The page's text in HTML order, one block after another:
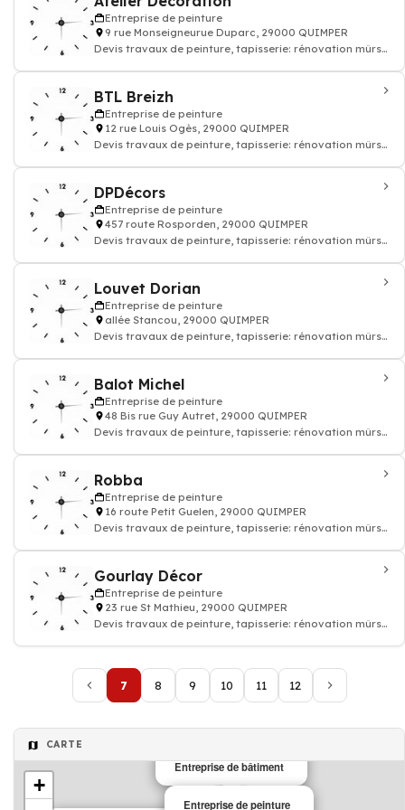
Entreprise de peinture
9 rue Monseigneurue Duparc, 29000 QUIMPER
Devis travaux de peinture, tapisserie: rénovation mûrs
BTL Breizh
Entreprise de peinture
12 rue Louis Ogès, 29000 QUIMPER
Devis travaux de peinture, tapisserie: rénovation mûrs
DPDécors
Entreprise de peinture
457 route Rosporden, 29000 QUIMPER
Devis travaux de peinture, tapisserie: rénovation mûrs
Louvet Dorian
Entreprise de peinture
allée Stancou, 29000 QUIMPER
Devis travaux de peinture, tapisserie: rénovation mûrs
Balot Michel
Entreprise de peinture
48 Bis rue Guy Autret, 29000 QUIMPER
Devis travaux de peinture, tapisserie: rénovation mûrs
Robba
Entreprise de peinture
16 route Petit Guelen, 29000 QUIMPER
Devis travaux de peinture, tapisserie: rénovation mûrs
Gourlay Décor
Entreprise de peinture
23 rue St Mathieu, 29000 QUIMPER
Devis travaux de peinture, tapisserie: rénovation mûrs
7 8 9 10 11 12
CARTE
Entreprise de bâtiment
Entreprise de peinture
+